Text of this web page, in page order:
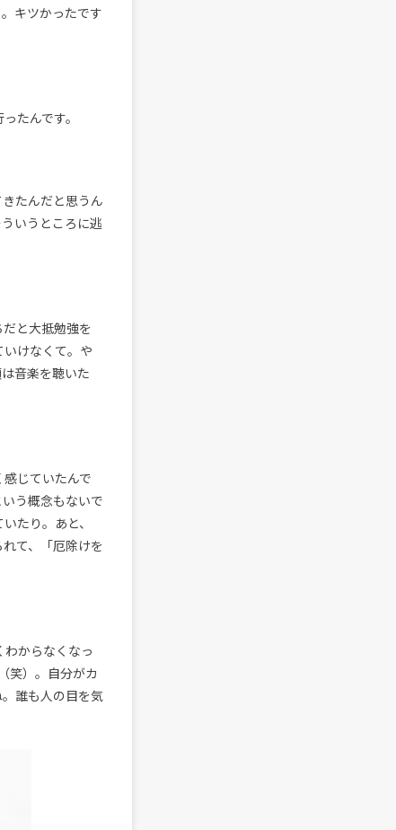
キツかったです
たんです。
たんだと思うん
いうところに逃
と大抵勉強を
けなくて。や
音楽を聴いた
じていたんで
う概念もないで
たり。あと、
て、「厄除けを
わからなくなっ
笑）。自分がカ
誰も人の目を気